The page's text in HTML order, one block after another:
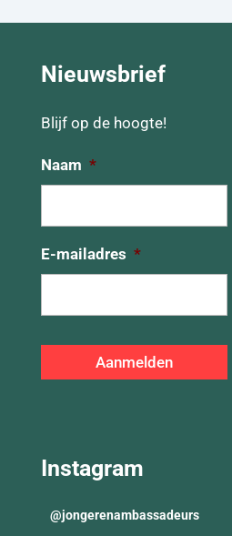
Nieuwsbrief
Blijf op de hoogte!
Naam *
E-mailadres *
Instagram
@jongerenambassadeurs